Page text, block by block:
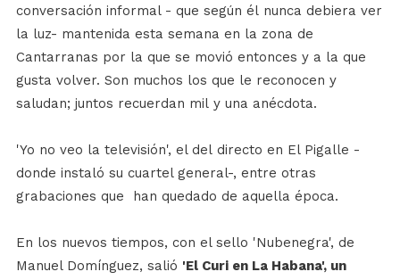
conversación informal - que según él nunca debiera ver
la luz- mantenida esta semana en la zona de
Cantarranas por la que se movió entonces y a la que
gusta volver. Son muchos los que le reconocen y
saludan; juntos recuerdan mil y una anécdota.
'Yo no veo la televisión', el del directo en El Pigalle -
donde instaló su cuartel general-, entre otras
grabaciones que han quedado de aquella época.
En los nuevos tiempos, con el sello 'Nubenegra', de
Manuel Domínguez, salió 'El Curi en La Habana', un